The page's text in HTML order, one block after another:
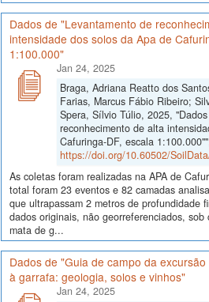
Dados de "Levantamento de
intensidade dos solos da Apa de
1:100.000"
Jan 24, 2025
Braga, Adriana Reatto dos
Farias, Marcus Fábio Ribeiro;
Spera, Sílvio Túlio, 2025,
reconhecimento de alta
Cafuringa-DF, escala
https://doi.org/10.60502/
As coletas foram realizadas na APA de
total foram 23 eventos e 82 camadas
que ultrapassam 2 metros de profundidade
dados originais, não georreferenciados,
mata de g...
Dados de "Guia de campo da
à garrafa: geologia, solos e vinhos"
Jan 24, 2025